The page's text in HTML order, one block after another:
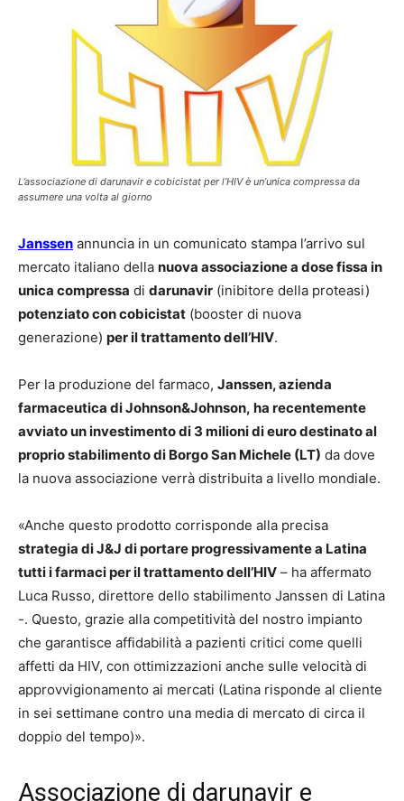
L’associazione di darunavir e cobicistat per l’HIV è un’unica compressa da
assumere una volta al giorno
Janssen annuncia in un comunicato stampa l’arrivo sul
mercato italiano della nuova associazione a dose fissa in
unica compressa di darunavir (inibitore della proteasi)
potenziato con cobicistat (booster di nuova
generazione) per il trattamento dell’HIV.
Per la produzione del farmaco, Janssen, azienda
farmaceutica di Johnson&Johnson, ha recentemente
avviato un investimento di 3 milioni di euro destinato al
proprio stabilimento di Borgo San Michele (LT) da dove
la nuova associazione verrà distribuita a livello mondiale.
«Anche questo prodotto corrisponde alla precisa
strategia di J&J di portare progressivamente a Latina
tutti i farmaci per il trattamento dell’HIV – ha affermato
Luca Russo, direttore dello stabilimento Janssen di Latina
-. Questo, grazie alla competitività del nostro impianto
che garantisce affidabilità a pazienti critici come quelli
affetti da HIV, con ottimizzazioni anche sulle velocità di
approvvigionamento ai mercati (Latina risponde al cliente
in sei settimane contro una media di mercato di circa il
doppio del tempo)».
Associazione di darunavir e